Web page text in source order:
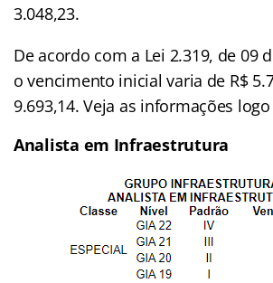
3.048,23.
De acordo com a Lei 2.319, de 09
o vencimento inicial varia de R$
9.693,14. Veja as informações
Analista em Infraestrutura